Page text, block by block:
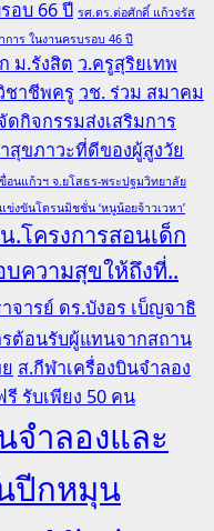
อบ 66 ปี รศ.ดร.ต่อศักดิ์ แก้วจรัส
าร ในงานครบรอบ 46 ปี
ม.รังสิต ว.ครูสุริยเทพ
ชาชีพครู วช. ร่วม สมาคม
กิจกรรมส่งเสริมการ
ขภาวะที่ดีของผู้สูงวัย
อนแก้วฯ จ.ยโสธร-พระปฐมวิทยาลัย
งขันโดรนมิชชั่น ‘หนูน้อยจ้าวเวหา’
โครงการสอนเด็ก
บความสุขให้ถึงที่..
จารย์ ดร.บังอร เบ็ญจาธิ
ต้อนรับผู้แทนจากสถาน
ส.กีฬาเครื่องบินจำลอง
รับเพียง 50 คน
จำลองและ
ปีกหมุน